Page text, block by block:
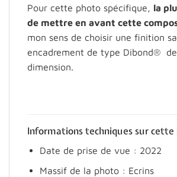
Pour cette photo spécifique, la
de mettre en avant cette
mon sens de choisir une finition
encadrement de type Dibond®
dimension.
Informations techniques sur cette
Date de prise de vue : 2022
Massif de la photo : Ecrins